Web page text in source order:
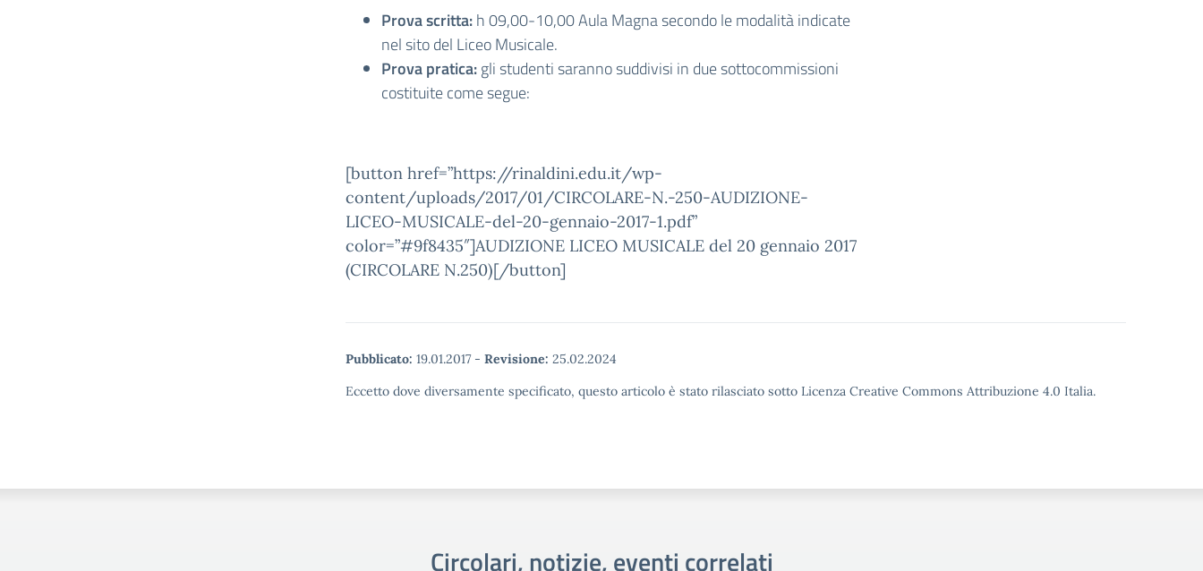
Prova scritta:h 09,00-10,00 Aula Magna secondo le modalità indicate
nel sito del Liceo Musicale.
Prova pratica:gli studenti saranno suddivisi in due sottocommissioni
costituite come segue:
[button href=”https://rinaldini.edu.it/wp-
content/uploads/2017/01/CIRCOLARE-N.-250-AUDIZIONE-
LICEO-MUSICALE-del-20-gennaio-2017-1.pdf”
color=”#9f8435″]AUDIZIONE LICEO MUSICALE del 20 gennaio 2017
(CIRCOLARE N.250)[/button]
Pubblicato: 19.01.2017 - Revisione: 25.02.2024
Eccetto dove diversamente specificato, questo articolo è stato rilasciato sotto Licenza Creative Commons Attribuzione 4.0 Italia.
Circolari, notizie, eventi correlati